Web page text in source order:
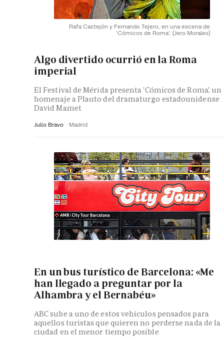
Rafa Castejón y Fernando Tejero, en una escena de
'Cómicos de Roma'. (Jero Morales)
Algo divertido ocurrió en la Roma
imperial
El Festival de Mérida presenta 'Cómicos de Roma', un
homenaje a Plauto del dramaturgo estadounidense
David Mamet
Julio Bravo Madrid
En un bus turístico de Barcelona: «Me
han llegado a preguntar por la
Alhambra y el Bernabéu»
ABC sube a uno de estos vehículos pensados para
aquellos turistas que quieren no perderse nada de la
ciudad en el menor tiempo posible